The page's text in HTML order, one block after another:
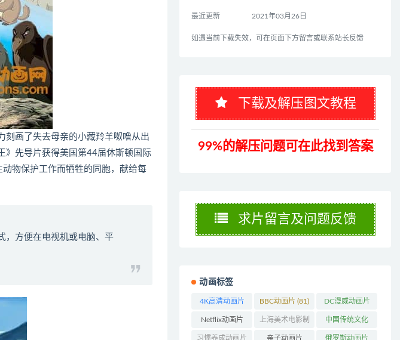
刻画了失去母亲的小藏羚羊呶噜从出
》先导片获得美国第44届休斯顿国际
物保护工作而牺牲的同胞，献给每
，方便在电视机或电脑、平
最近更新 2021年03月26日
如遇当前下载失效，可在页面下方留言或联系站长反馈
下载及解压图文教程
99%的解压问题可在此找到答案
求片留言及问题反馈
动画标签
4K高清动画片
(48)
BBC动画片 (81) DC漫威动画片
(103)
Netflix动画片
(240)
上海美术电影制
片厂(126)
中国传统文化
(63)
习惯养成动画片 亲子动画片 俄罗斯动画片